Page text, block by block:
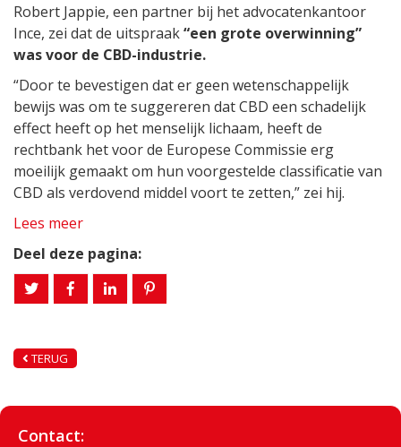
Robert Jappie, een partner bij het advocatenkantoor
Ince, zei dat de uitspraak“een grote overwinning”
was voor de CBD-industrie.
“Door te bevestigen dat er geen wetenschappelijk
bewijs was om te suggereren dat CBD een schadelijk
effect heeft op het menselijk lichaam, heeft de
rechtbank het voor de Europese Commissie erg
moeilijk gemaakt om hun voorgestelde classificatie van
CBD als verdovend middel voort te zetten,” zei hij.
Lees meer
Deel deze pagina:
TERUG
Contact: